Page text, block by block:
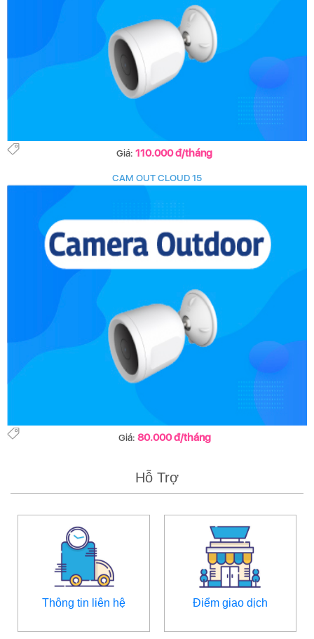
Giá:110.000 đ/tháng
CAM OUT CLOUD 15
Giá: 80.000 đ/tháng
Hỗ Trợ
Thông tin liên hệ Điểm giao dịch